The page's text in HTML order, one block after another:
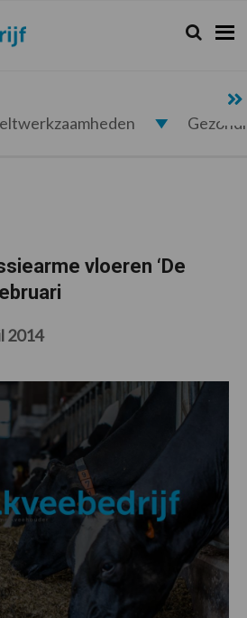
Zoeken...
Zoek
vloeren ‘De
2014